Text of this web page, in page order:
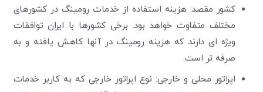
کشور مقصد: هزینه استفاده از خدمات رومینگ در کشورهای
مختلف متفاوت خواهد بود. برخی کشورها با ایران توافقات
ویژه ای دارند که هزینه رومینگ در آنها کاهش یافته و به
صرفه تر است.
اپراتور محلی و خارجی: نوع اپراتور خارجی که به کاربر خدمات